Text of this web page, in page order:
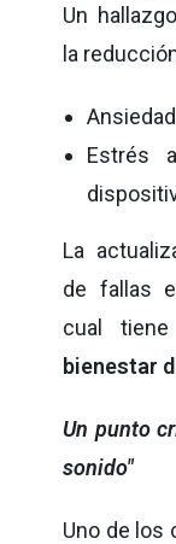
Un
la
Estrés
La
de fallas
cual
bienestar
Un punto
sonido"
Uno de los